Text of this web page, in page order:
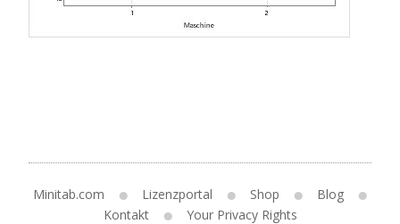
Minitab.com Lizenzportal Shop
Blog
Kontakt
Your Privacy Rights